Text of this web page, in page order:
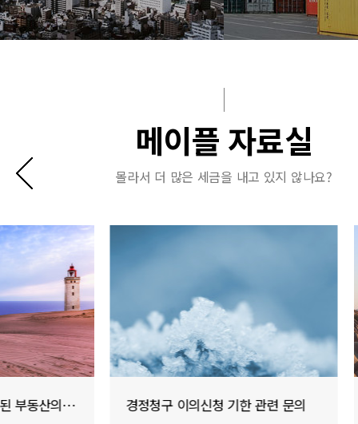
메이플 자료실
몰라서 더 많은 세금을 내고 있지 않나요?
매매계약 진행 중 상속된 부동산의 양도소득세… 경정청구 이의신청 기한 관련 문의